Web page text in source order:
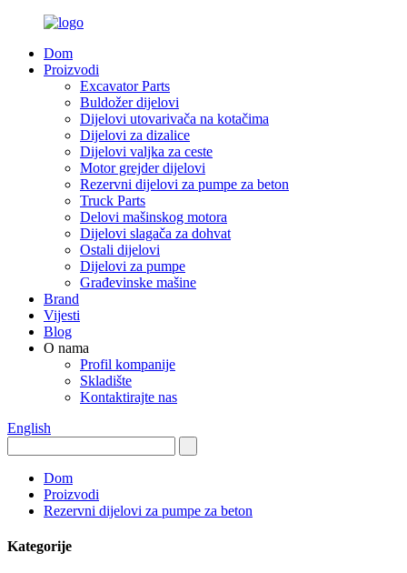
Dom
Proizvodi
Excavator Parts
Buldožer dijelovi
Dijelovi utovarivača na kotačima
Dijelovi za dizalice
Dijelovi valjka za ceste
Motor grejder dijelovi
Rezervni dijelovi za pumpe za beton
Truck Parts
Delovi mašinskog motora
Dijelovi slagača za dohvat
Ostali dijelovi
Dijelovi za pumpe
Građevinske mašine
Brand
Vijesti
Blog
O nama
Profil kompanije
Skladište
Kontaktirajte nas
English
Dom
Proizvodi
Rezervni dijelovi za pumpe za beton
Kategorije